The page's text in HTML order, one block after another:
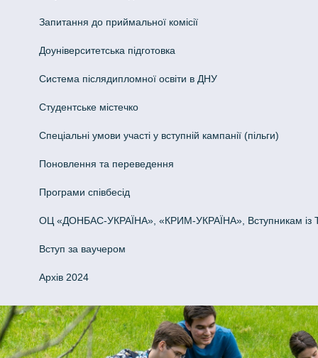
Запитання до приймальної комісії
Доуніверситетська підготовка
Система післядипломної освіти в ДНУ
Cтудентське містечко
Спеціальні умови участі у вступній кампанії (пільги)
Поновлення та переведення
Програми співбесід
ОЦ «ДОНБАС-УКРАЇНА», «КРИМ-УКРАЇНА», Вступникам із
Вступ за ваучером
Архів 2024